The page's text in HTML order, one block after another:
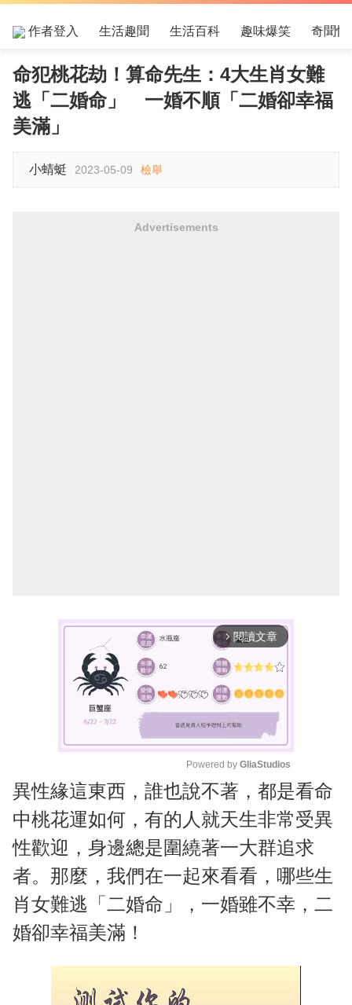
作者登入 生活趣聞 生活百科 趣味爆笑 奇聞怪
命犯桃花劫！算命先生：4大生肖女難
逃「二婚命」 一婚不順「二婚卻幸福
美滿」
小蜻蜓 2023-05-09 檢舉
Advertisements
arrow_forward_ios 閱讀文章
M
u
t
e
Powered by GliaStudios
異性緣這東西，誰也說不著，都是看命
中桃花運如何，有的人就天生非常受異
性歡迎，身邊總是圍繞著一大群追求
者。那麼，我們在一起來看看，哪些生
肖女難逃「二婚命」，一婚雖不幸，二
婚卻幸福美滿！